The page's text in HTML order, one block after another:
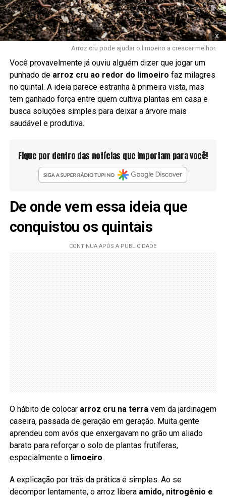
x
Arroz cru pode ajudar o limoeiro a crescer melhor.
Você provavelmente já ouviu alguém dizer que jogar um
punhado de arroz cru ao redor do limoeiro faz milagres
no quintal. A ideia parece estranha à primeira vista, mas
tem ganhado força entre quem cultiva plantas em casa e
busca soluções simples para deixar a árvore mais
saudável e produtiva.
Fique por dentro das notícias que importam para você!
De onde vem essa ideia que
conquistou os quintais
O hábito de colocar arroz cru na terravem da jardinagem
caseira, passada de geração em geração. Muita gente
aprendeu com avós que enxergavam no grão um aliado
barato para reforçar o solo de plantas frutíferas,
especialmente o limoeiro.
A explicação por trás da prática é simples. Ao se
decompor lentamente, o arroz libera amido, nitrogênio e